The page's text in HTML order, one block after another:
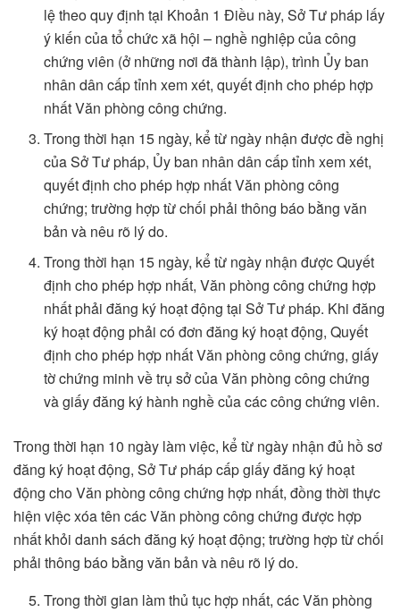
lệ theo quy định tại Khoản 1 Điều này, Sở Tư pháp lấy
ý kiến của tổ chức xã hội – nghề nghiệp của công
chứng viên (ở những nơi đã thành lập), trình Ủy ban
nhân dân cấp tỉnh xem xét, quyết định cho phép hợp
nhất Văn phòng công chứng.
Trong thời hạn 15 ngày, kể từ ngày nhận được đề nghị
của Sở Tư pháp, Ủy ban nhân dân cấp tỉnh xem xét,
quyết định cho phép hợp nhất Văn phòng công
chứng; trường hợp từ chối phải thông báo bằng văn
bản và nêu rõ lý do.
Trong thời hạn 15 ngày, kể từ ngày nhận được Quyết
định cho phép hợp nhất, Văn phòng công chứng hợp
nhất phải đăng ký hoạt động tại Sở Tư pháp. Khi đăng
ký hoạt động phải có đơn đăng ký hoạt động, Quyết
định cho phép hợp nhất Văn phòng công chứng, giấy
tờ chứng minh về trụ sở của Văn phòng công chứng
và giấy đăng ký hành nghề của các công chứng viên.
Trong thời hạn 10 ngày làm việc, kể từ ngày nhận đủ hồ sơ
đăng ký hoạt động, Sở Tư pháp cấp giấy đăng ký hoạt
động cho Văn phòng công chứng hợp nhất, đồng thời thực
hiện việc xóa tên các Văn phòng công chứng được hợp
nhất khỏi danh sách đăng ký hoạt động; trường hợp từ chối
phải thông báo bằng văn bản và nêu rõ lý do.
Trong thời gian làm thủ tục hợp nhất, các Văn phòng